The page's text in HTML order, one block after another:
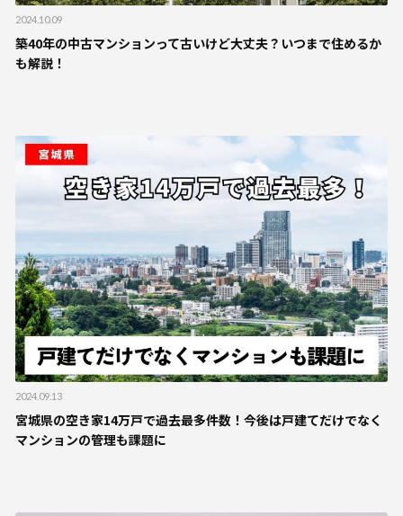
2024.10.09
築40年の中古マンションって古いけど大丈夫？いつまで住めるか
も解説！
2024.09.13
宮城県の空き家14万戸で過去最多件数！今後は戸建てだけでなく
マンションの管理も課題に